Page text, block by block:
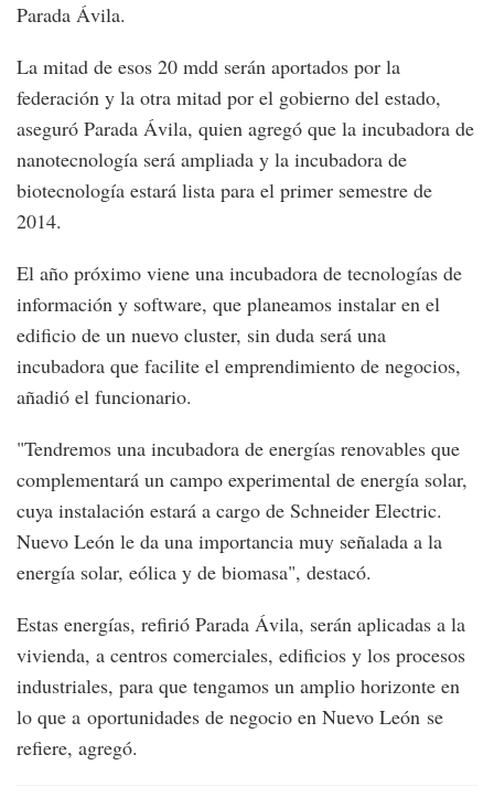
Parada Ávila.
La mitad de esos 20 mdd serán aportados por la
federación y la otra mitad por el gobierno del estado,
aseguró Parada Ávila, quien agregó que la incubadora de
nanotecnología será ampliada y la incubadora de
biotecnología estará lista para el primer semestre de
2014.
El año próximo viene una incubadora de tecnologías de
información y software, que planeamos instalar en el
edificio de un nuevo cluster, sin duda será una
incubadora que facilite el emprendimiento de negocios,
añadió el funcionario.
"Tendremos una incubadora de energías renovables que
complementará un campo experimental de energía solar,
cuya instalación estará a cargo de Schneider Electric.
Nuevo León le da una importancia muy señalada a la
energía solar, eólica y de biomasa", destacó.
Estas energías, refirió Parada Ávila, serán aplicadas a la
vivienda, a centros comerciales, edificios y los procesos
industriales, para que tengamos un amplio horizonte en
lo que a oportunidades de negocio en Nuevo León se
refiere, agregó.